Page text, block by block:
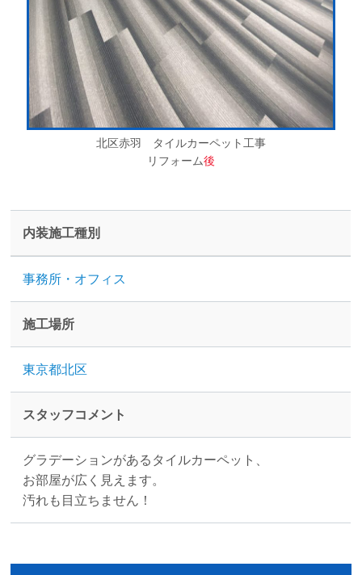
北区赤羽 タイルカーペット工事
リフォーム後
内装施工種別
事務所・オフィス
施工場所
東京都北区
スタッフコメント
グラデーションがあるタイルカーペット、
お部屋が広く見えます。
汚れも目立ちません！